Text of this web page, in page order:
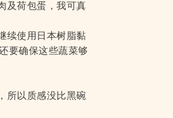
及荷包蛋，我可真
续使用日本树脂黏
要确保这些蔬菜够
所以质感没比黑碗